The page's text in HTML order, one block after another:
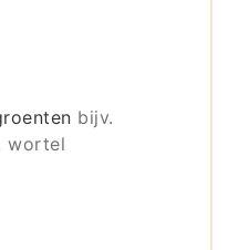
bijv.
wortel